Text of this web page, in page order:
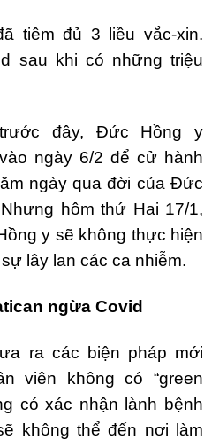
tiêm đủ 3 liều vắc-xin.
sau khi có những triệu
đây, Đức Hồng y
ngày 6/2 để cử hành
ngày qua đời của Đức
hôm thứ Hai 17/1,
y sẽ không thực hiện
lây lan các ca nhiễm.
ngừa Covid
ra các biện pháp mới
viên không có “green
có xác nhận lành bệnh
không thể đến nơi làm